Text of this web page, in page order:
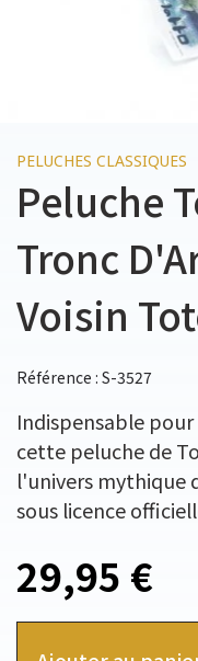
PELUCHES CLASSIQUES
Peluche
Tronc
Voisin
Référence : S-3527
Indispensable
cette peluche de
l'univers mythique
sous licence
29,95 €